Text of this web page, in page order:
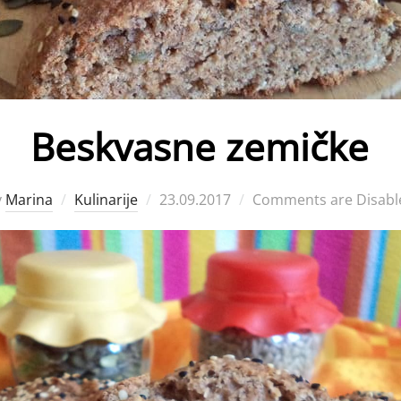
Beskvasne zemičke
Marina Kulinarije
Posted
23.09.2017 Comments are